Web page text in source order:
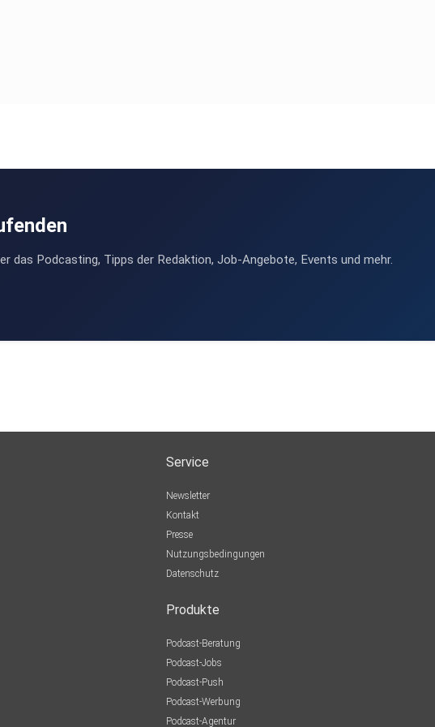
das Podcasting, Tipps der Redaktion, Job-Angebote, Events und mehr.
Service
Newsletter
Kontakt
Presse
Nutzungsbedingungen
Datenschutz
Produkte
Podcast-Beratung
Podcast-Jobs
Podcast-Push
Podcast-Werbung
Podcast-Agentur